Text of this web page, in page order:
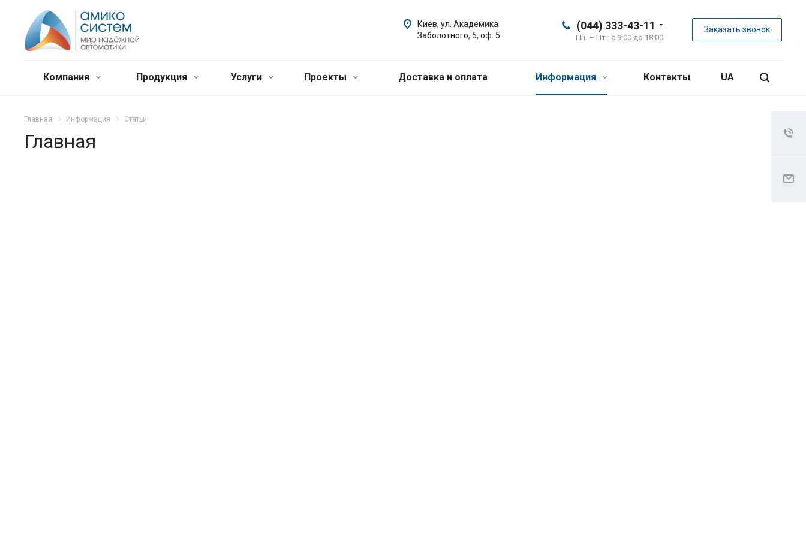
(044) 333-43-11
Пн. – Пт.: с 9:00 до 18:00
Заказать звонок
Киев, ул. Академика
Заболотного, 5, оф. 5
Компания Продукция Услуги Проекты Доставка и оплата Информация Контакты UA
Главная Информация Статьи
Главная